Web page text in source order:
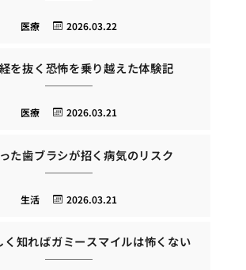
2026.03.22
医療
を抜く恐怖を乗り越えた体験記
2026.03.21
医療
た歯ブラシが招く病気のリスク
2026.03.21
生活
く知ればガミースマイルは怖くない